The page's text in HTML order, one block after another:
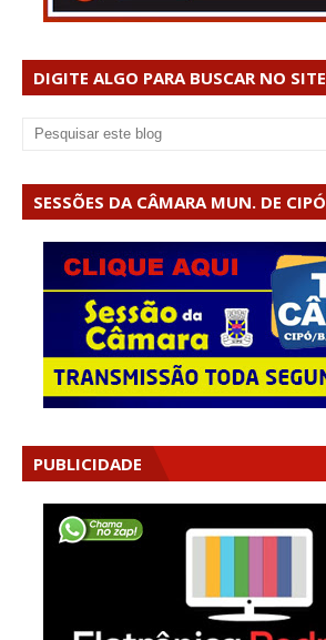
DIGITE ALGO PARA BUSCAR NO SITE
SESSÕES DA CÂMARA MUN. DE CIPÓ
PUBLICIDADE